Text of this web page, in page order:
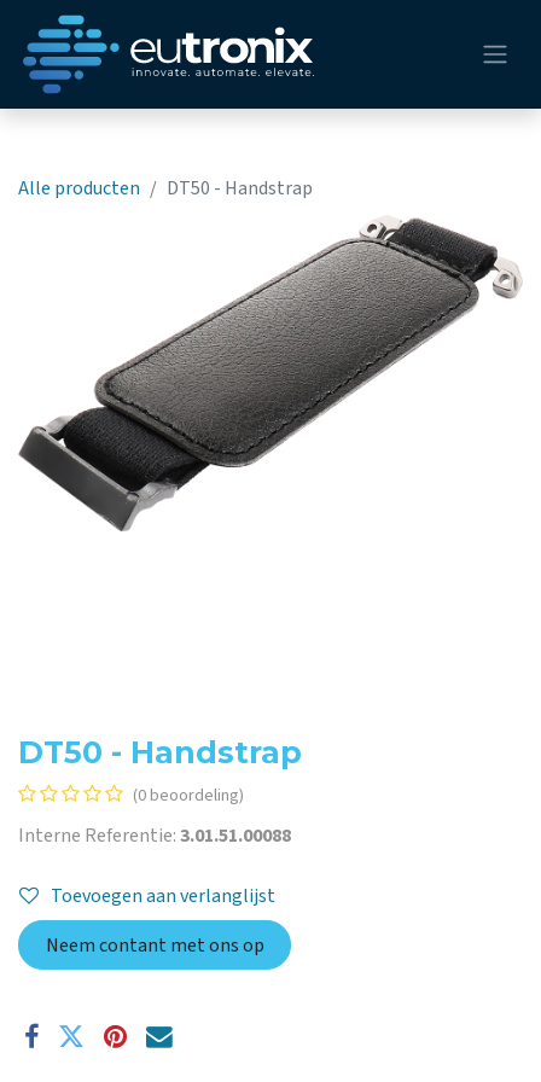
Alle producten DT50 - Handstrap
DT50 - Handstrap
(0 beoordeling)
Interne Referentie:3.01.51.00088
Toevoegen aan verlanglijst
Neem contant met ons op